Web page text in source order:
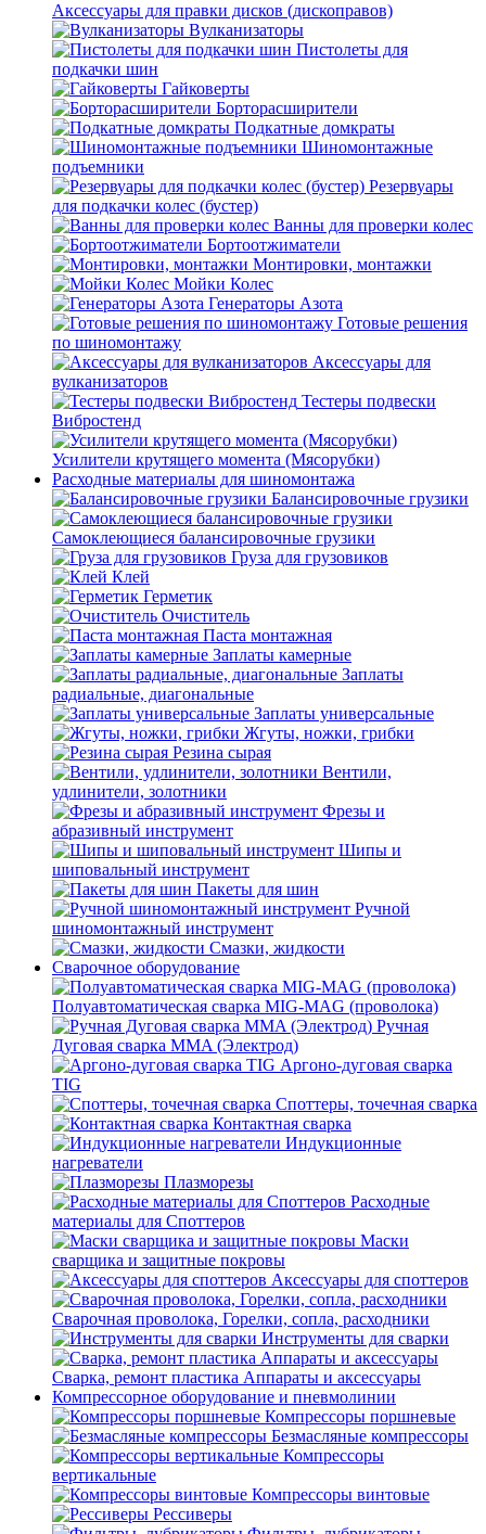
Аксессуары для правки дисков (дископравов)
Вулканизаторы
Пистолеты для
подкачки шин
Гайковерты
Борторасширители
Подкатные домкраты
Шиномонтажные
подъемники
Резервуары
для подкачки колес (бустер)
Ванны для проверки колес
Бортоотжиматели
Монтировки, монтажки
Мойки Колес
Генераторы Азота
Готовые решения
по шиномонтажу
Аксессуары для
вулканизаторов
Тестеры подвески
Вибростенд
Усилители крутящего момента (Мясорубки)
Расходные материалы для шиномонтажа
Балансировочные грузики
Самоклеющиеся балансировочные грузики
Груза для грузовиков
Клей
Герметик
Очиститель
Паста монтажная
Заплаты камерные
Заплаты
радиальные, диагональные
Заплаты универсальные
Жгуты, ножки, грибки
Резина сырая
Вентили,
удлинители, золотники
Фрезы и
абразивный инструмент
Шипы и
шиповальный инструмент
Пакеты для шин
Ручной
шиномонтажный инструмент
Смазки, жидкости
Сварочное оборудование
Полуавтоматическая сварка MIG-MAG (проволока)
Ручная
Дуговая сварка MMA (Электрод)
Аргоно-дуговая сварка
TIG
Споттеры, точечная сварка
Контактная сварка
Индукционные
нагреватели
Плазморезы
Расходные
материалы для Споттеров
Маски
сварщика и защитные покровы
Аксессуары для споттеров
Сварочная проволока, Горелки, сопла, расходники
Инструменты для сварки
Сварка, ремонт пластика Аппараты и аксессуары
Компрессорное оборудование и пневмолинии
Компрессоры поршневые
Безмасляные компрессоры
Компрессоры
вертикальные
Компрессоры винтовые
Рессиверы